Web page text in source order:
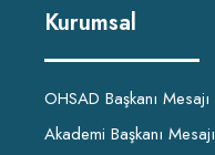
Kurumsal
OHSAD Başkanı Mesajı
Akademi Başkanı Mesajı